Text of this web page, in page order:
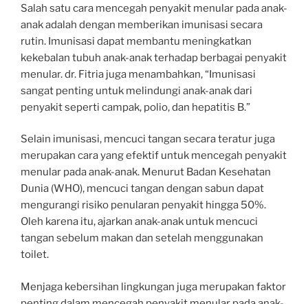
Salah satu cara mencegah penyakit menular pada anak-
anak adalah dengan memberikan imunisasi secara
rutin. Imunisasi dapat membantu meningkatkan
kekebalan tubuh anak-anak terhadap berbagai penyakit
menular. dr. Fitria juga menambahkan, “Imunisasi
sangat penting untuk melindungi anak-anak dari
penyakit seperti campak, polio, dan hepatitis B.”
Selain imunisasi, mencuci tangan secara teratur juga
merupakan cara yang efektif untuk mencegah penyakit
menular pada anak-anak. Menurut Badan Kesehatan
Dunia (WHO), mencuci tangan dengan sabun dapat
mengurangi risiko penularan penyakit hingga 50%.
Oleh karena itu, ajarkan anak-anak untuk mencuci
tangan sebelum makan dan setelah menggunakan
toilet.
Menjaga kebersihan lingkungan juga merupakan faktor